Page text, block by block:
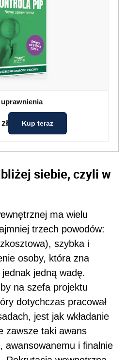
Kup teraz
siebie, czyli w
ma wielu
trzech powodów:
szybka i
osoby, która zna
jedną wadę.
na szefa projektu
dotychczas pracował
jest jak wkładanie
zawsze taki awans
awansowanemu i finalnie